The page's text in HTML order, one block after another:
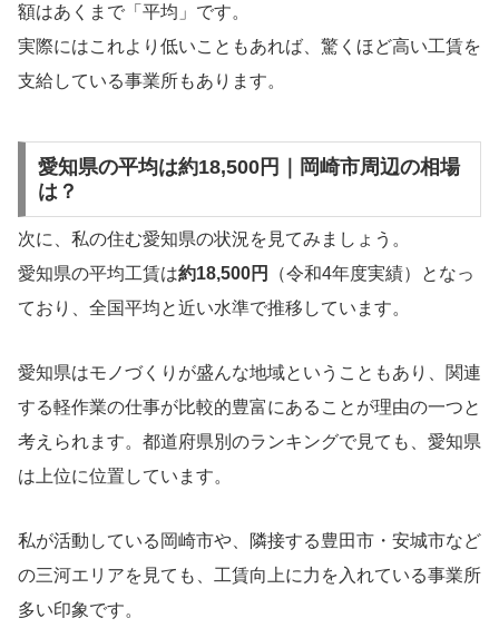
額はあくまで「平均」です。
実際にはこれより低いこともあれば、驚くほど高い工賃を
支給している事業所もあります。
愛知県の平均は約18,500円｜岡崎市周辺の相場
は？
次に、私の住む愛知県の状況を見てみましょう。
愛知県の平均工賃は約18,500円
（令和4年度実績）となっ
ており、全国平均と近い水準で推移しています。
愛知県はモノづくりが盛んな地域ということもあり、関連
する軽作業の仕事が比較的豊富にあることが理由の一つと
考えられます。都道府県別のランキングで見ても、愛知県
は上位に位置しています。
私が活動している岡崎市や、隣接する豊田市・安城市など
の三河エリアを見ても、工賃向上に力を入れている事業所
多い印象です。